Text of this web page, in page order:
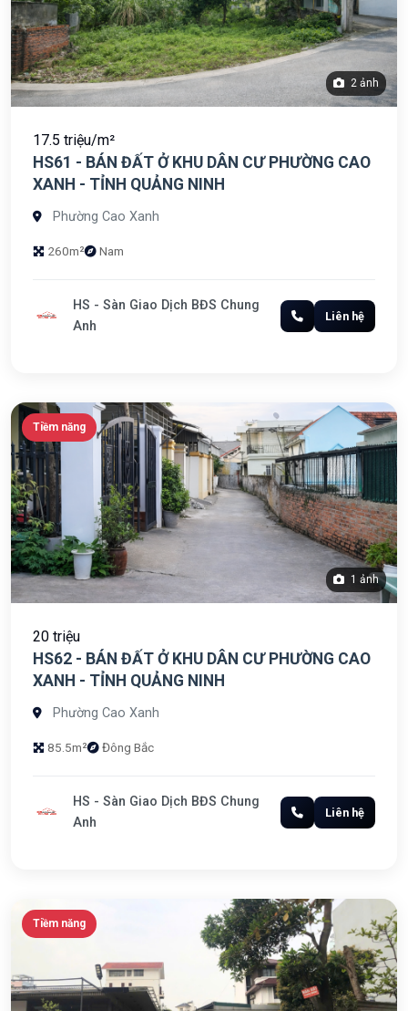
2 ảnh
17.5 triệu/m²
HS61 - BÁN ĐẤT Ở KHU DÂN CƯ PHƯỜNG CAO
XANH - TỈNH QUẢNG NINH
Phường Cao Xanh
260m² Nam
HS - Sàn Giao Dịch BĐS Chung
Anh
Liên hệ
Tiềm năng
1 ảnh
20 triệu
HS62 - BÁN ĐẤT Ở KHU DÂN CƯ PHƯỜNG CAO
XANH - TỈNH QUẢNG NINH
Phường Cao Xanh
85.5m² Đông Bắc
HS - Sàn Giao Dịch BĐS Chung
Anh
Liên hệ
Tiềm năng